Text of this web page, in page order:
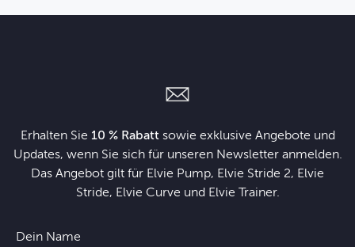
Erhalten Sie 10 % Rabattsowie exklusive Angebote und
Updates, wenn Sie sich für unseren Newsletter anmelden.
Das Angebot gilt für Elvie Pump, Elvie Stride 2, Elvie
Stride, Elvie Curve und Elvie Trainer.